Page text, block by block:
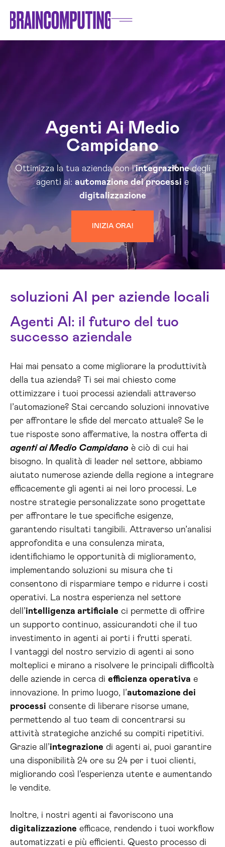
Agenti Ai Medio
Campidano
Ottimizza la tua azienda con l'integrazionedegli
agenti ai: automazione dei processi e
digitalizzazione
INIZIA ORA!
soluzioni AI per aziende locali
Agenti AI: il futuro del tuo
successo aziendale
Hai mai pensato a come migliorare la produttività
della tua azienda? Ti sei mai chiesto come
ottimizzare i tuoi processi aziendali attraverso
l’automazione? Stai cercando soluzioni innovative
per affrontare le sfide del mercato attuale? Se le
tue risposte sono affermative, la nostra offerta di
agenti ai Medio Campidano è ciò di cui hai
bisogno. In qualità di leader nel settore, abbiamo
aiutato numerose aziende della regione a integrare
efficacemente gli agenti ai nei loro processi. Le
nostre strategie personalizzate sono progettate
per affrontare le tue specifiche esigenze,
garantendo risultati tangibili. Attraverso un’analisi
approfondita e una consulenza mirata,
identifichiamo le opportunità di miglioramento,
implementando soluzioni su misura che ti
consentono di risparmiare tempo e ridurre i costi
operativi. La nostra esperienza nel settore
dell’intelligenza artificiale ci permette di offrire
un supporto continuo, assicurandoti che il tuo
investimento in agenti ai porti i frutti sperati.
I vantaggi del nostro servizio di agenti ai sono
molteplici e mirano a risolvere le principali difficoltà
delle aziende in cerca di efficienza operativa e
innovazione. In primo luogo, l’automazione dei
processi consente di liberare risorse umane,
permettendo al tuo team di concentrarsi su
attività strategiche anziché su compiti ripetitivi.
Grazie all’integrazione di agenti ai, puoi garantire
una disponibilità 24 ore su 24 per i tuoi clienti,
migliorando così l’esperienza utente e aumentando
le vendite.
Inoltre, i nostri agenti ai favoriscono una
digitalizzazione efficace, rendendo i tuoi workflow
automatizzati e più efficienti. Questo processo di